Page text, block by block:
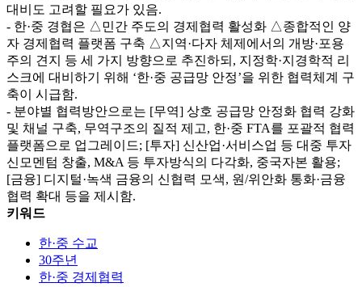
대비도 고려할 필요가 있음.
- 한·중 경협은 △민간 주도의 경제협력 활성화 △종합적인 양
자 경제협력 플랫폼 구축 △지역·다자 체제에서의 개방·포용
주의 견지 등 세 가지 방향으로 추진하되, 지정학·지경학적 리
스크에 대비하기 위해 ‘한·중 공급망 안정’을 위한 협력체계 구
축이 시급함.
- 분야별 협력방안으로는 [무역] 상호 공급망 안정화 협력 강화
및 채널 구축, 무역구조의 질적 제고, 한·중 FTA를 포괄적 협력
플랫폼으로 업그레이드; [투자] 신산업·서비스업 등 대중 투자
신모멘텀 창출, M&A 등 투자방식의 다각화, 중국자본 활용;
[금융] 디지털·녹색 금융의 신협력 모색, 원/위안화 통화·금융
협력 확대 등을 제시함.
키워드
한·중 수교
30주년
한·중 경제협력